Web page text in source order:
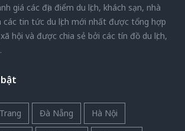
giá các địa điểm du lịch, khách sạn, nhà
các tin tức du lịch mới nhất được tổng hợp
hội và được chia sẻ bởi các tín đồ du lịch,
Đà Nẵng Hà Nội